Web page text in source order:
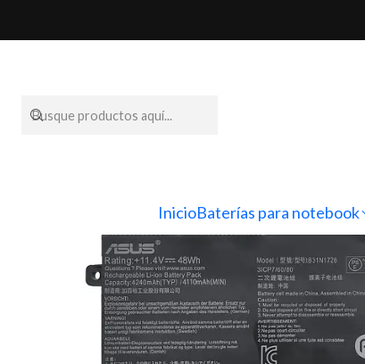
InicioBaterías para notebook